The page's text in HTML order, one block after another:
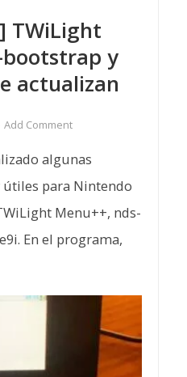
TWiLight
bootstrap y
actualizan
Add Comment
algunas
para Nintendo
Menu++, nds-
En el programa,